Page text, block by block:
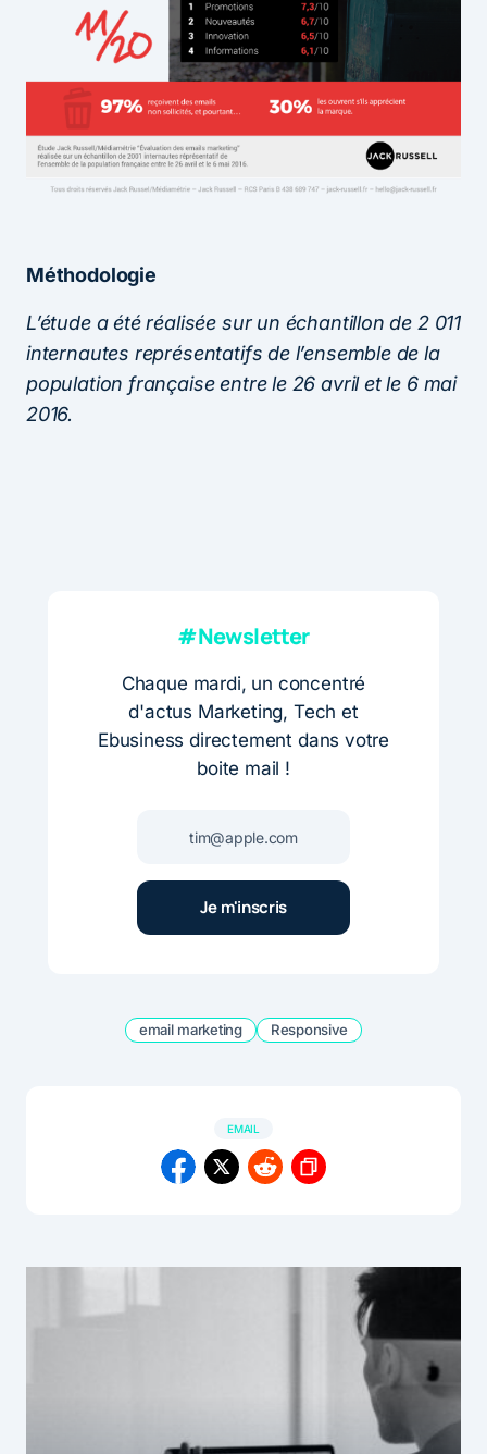
Méthodologie
L’étude a été réalisée sur un échantillon de 2 011
internautes représentatifs de l’ensemble de la
population française entre le 26 avril et le 6 mai
2016.
#Newsletter
Chaque mardi, un concentré
d'actus Marketing, Tech et
Ebusiness directement dans votre
boite mail !
email marketing Responsive
EMAIL